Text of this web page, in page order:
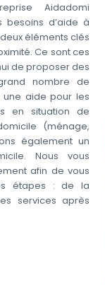
Aidadomi
besoins d’aide à
éléments clés
Ce sont ces
de proposer des
nombre de
une aide pour les
en situation de
(ménage,
également un
Nous vous
afin de vous
étapes : de la
services après